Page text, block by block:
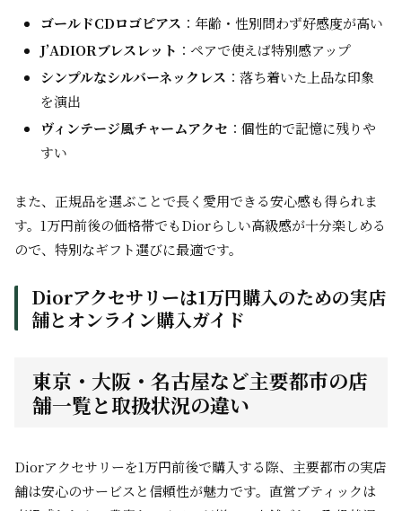
ゴールドCDロゴピアス ：年齢・性別問わず好感度が高い
J’ADIORブレスレット ：ペアで使えば特別感アップ
シンプルなシルバーネックレス ：落ち着いた上品な印象
を演出
ヴィンテージ風チャームアクセ ：個性的で記憶に残りや
すい
また、正規品を選ぶことで長く愛用できる安心感も得られま
す。1万円前後の価格帯でもDiorらしい高級感が十分楽しめる
ので、特別なギフト選びに最適です。
Diorアクセサリーは1万円購入のための実店
舗とオンライン購入ガイド
東京・大阪・名古屋など主要都市の店
舗一覧と取扱状況の違い
Diorアクセサリーを1万円前後で購入する際、主要都市の実店
舗は安心のサービスと信頼性が魅力です。直営ブティックは